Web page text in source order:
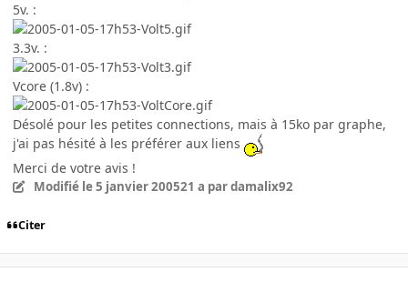
5v. :
3.3v. :
Vcore (1.8v) :
Désolé pour les petites connections, mais à 15ko par graphe,
j'ai pas hésité à les préférer aux liens
Merci de votre avis !
Modifié le 5 janvier 200521 a par damalix92
Citer